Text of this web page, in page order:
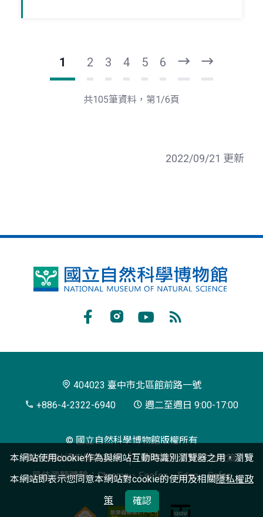
1 2 3 4 5 6
一
頁
後
共105筆資料，第1/6頁
2022/09/21 更新
國
博
館
閱
404023 臺中市北區館前路一號
+886-4-2322-6940
週二至週日 9:00-17:00
© 國立自然科學博物館版權所有
政府網站資料開放宣告
隱私權及資訊安全政策
最佳瀏覽體驗：Chrome、Firefox、Edge、Safari
本網站使用cookie作為與網站互動時識別瀏覽器之用，瀏覽
本網站即表示您同意本網站對cookie的使用及相關隱私權政
策
確認